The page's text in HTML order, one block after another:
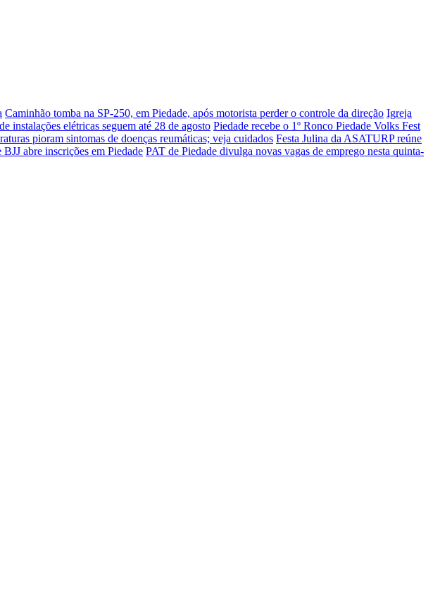
Caminhão tomba na SP-250, em Piedade, após motorista perder o controle da direção Igreja
instalações elétricas seguem até 28 de agosto Piedade recebe o 1º Ronco Piedade Volks Fest
pioram sintomas de doenças reumáticas; veja cuidados Festa Julina da ASATURP reúne
abre inscrições em Piedade PAT de Piedade divulga novas vagas de emprego nesta quinta-